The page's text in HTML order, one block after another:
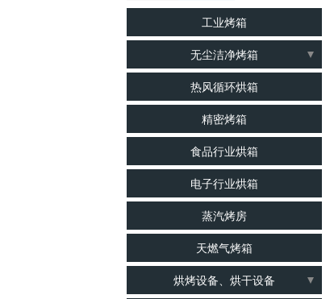
工业烤箱
无尘洁净烤箱
洁净烘箱
千级无尘烘箱
百级无尘烘箱
热风循环烘箱
精密烤箱
食品行业烘箱
电子行业烘箱
蒸汽烤房
天燃气烤箱
烘烤设备、烘干设备